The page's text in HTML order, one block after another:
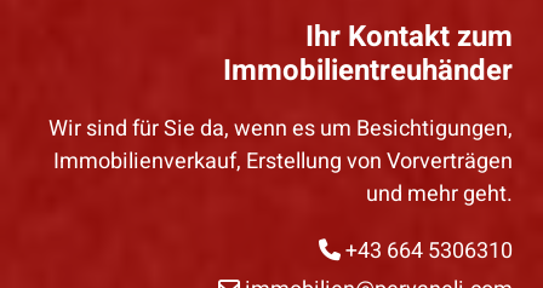
Ihr Kontakt zum
Immobilientreuhänder
Wir sind für Sie da, wenn es um Besichtigungen,
Immobilienverkauf, Erstellung von Vorverträgen
und mehr geht.
 +43 664 5306310